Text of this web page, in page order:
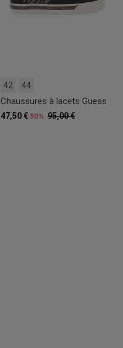
42 44
Chaussures à lacets Guess
95,00 €
47,50 € 50%